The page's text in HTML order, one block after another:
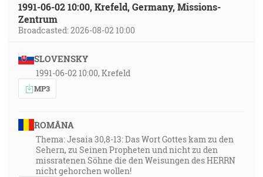
1991-06-02 10:00, Krefeld, Germany, Missions-
Zentrum
Broadcasted: 2026-08-02 10:00
SLOVENSKY
1991-06-02 10:00, Krefeld
MP3
ROMÂNA
Thema: Jesaia 30,8-13: Das Wort Gottes kam zu den
Sehern, zu Seinen Propheten und nicht zu den
missratenen Söhne die den Weisungen des HERRN
nicht gehorchen wollen!